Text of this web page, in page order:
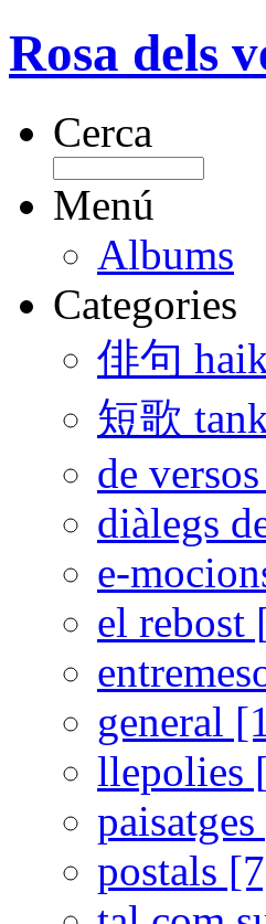
Rosa dels
Cerca
Menú
Albums
Categories
俳句
短歌
de
diàlegs
e-
el rebost
general
llepolies
postals